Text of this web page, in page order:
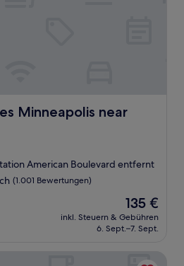
Minneapolis near
near Mall of America
American Boulevard entfernt
(1.001 Bewertungen)
Der
Preis
beträgt
135 €
inkl. Steuern & Gebühren
6. Sept.–7. Sept.